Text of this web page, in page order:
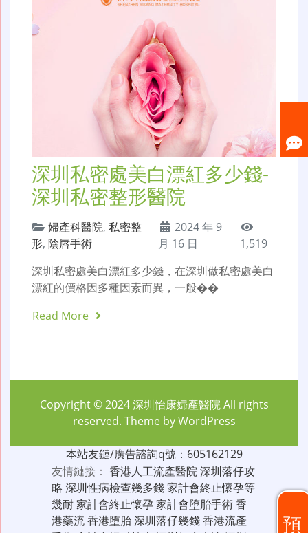
深圳私密處美白漂紅多少錢-
深圳私密整形醫院
婦產科醫院, 私密整
形, 陰唇手術
2024 年 9
月 16 日
1,519
深圳私密處美白漂紅多少錢，在深圳做私密處美白
漂紅的價格因多種因素而異，一般��
Read More
預
Copyright © 2024深圳怡康婦產醫院All rights
reserved. Theme byWordPress
本站友鏈/廣告諮詢q號：605162129
友情鏈接： 香港人工流產醫院深圳落仔攻
略 深圳性病檢查幾多錢家計會終止懷孕等
幾耐家計會終止懷孕家計會堕胎手術香
港藥流香港堕胎深圳落仔幾錢香港流產